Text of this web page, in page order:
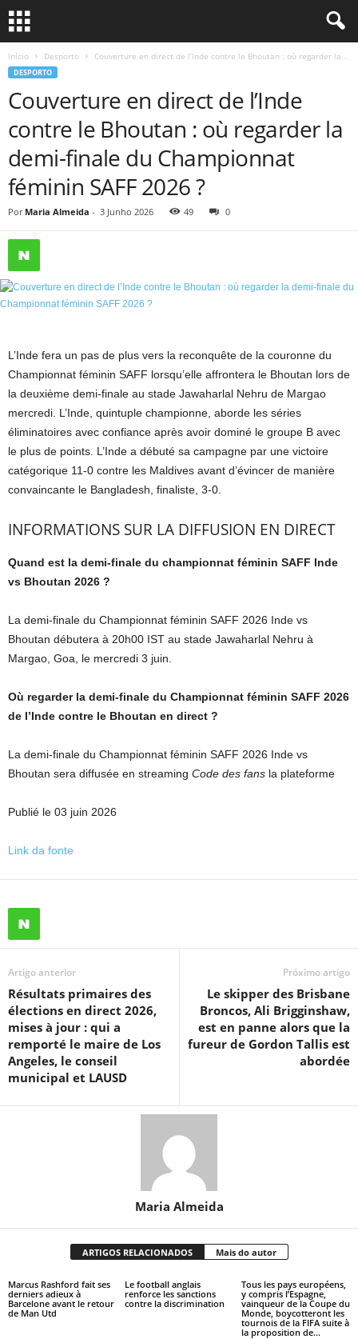
Início Desporto Couverture en direct de l’Inde contre le Bhoutan : où regarder la...
DESPORTO
Couverture en direct de l’Inde
contre le Bhoutan : où regarder la
demi-finale du Championnat
féminin SAFF 2026 ?
Por Maria Almeida - 3 Junho 2026 49 0
L’Inde fera un pas de plus vers la reconquête de la couronne du
Championnat féminin SAFF lorsqu’elle affrontera le Bhoutan lors de
la deuxième demi-finale au stade Jawaharlal Nehru de Margao
mercredi. L’Inde, quintuple championne, aborde les séries
éliminatoires avec confiance après avoir dominé le groupe B avec
le plus de points. L’Inde a débuté sa campagne par une victoire
catégorique 11-0 contre les Maldives avant d’évincer de manière
convaincante le Bangladesh, finaliste, 3-0.
INFORMATIONS SUR LA DIFFUSION EN DIRECT
Quand est la demi-finale du championnat féminin SAFF Inde
vs Bhoutan 2026 ?
La demi-finale du Championnat féminin SAFF 2026 Inde vs
Bhoutan débutera à 20h00 IST au stade Jawaharlal Nehru à
Margao, Goa, le mercredi 3 juin.
Où regarder la demi-finale du Championnat féminin SAFF 2026
de l’Inde contre le Bhoutan en direct ?
La demi-finale du Championnat féminin SAFF 2026 Inde vs
Bhoutan sera diffusée en streaming Code des fans la plateforme
Publié le 03 juin 2026
Link da fonte
Artigo anterior
Résultats primaires des
élections en direct 2026,
mises à jour : qui a
remporté le maire de Los
Angeles, le conseil
municipal et LAUSD
Próximo artigo
Le skipper des Brisbane
Broncos, Ali Brigginshaw,
est en panne alors que la
fureur de Gordon Tallis est
abordée
Maria Almeida
ARTIGOS RELACIONADOS Mais do autor
Marcus Rashford fait ses
derniers adieux à
Barcelone avant le retour
de Man Utd
Le football anglais
renforce les sanctions
contre la discrimination
Tous les pays européens,
y compris l’Espagne,
vainqueur de la Coupe du
Monde, boycotteront les
tournois de la FIFA suite à
la proposition de...